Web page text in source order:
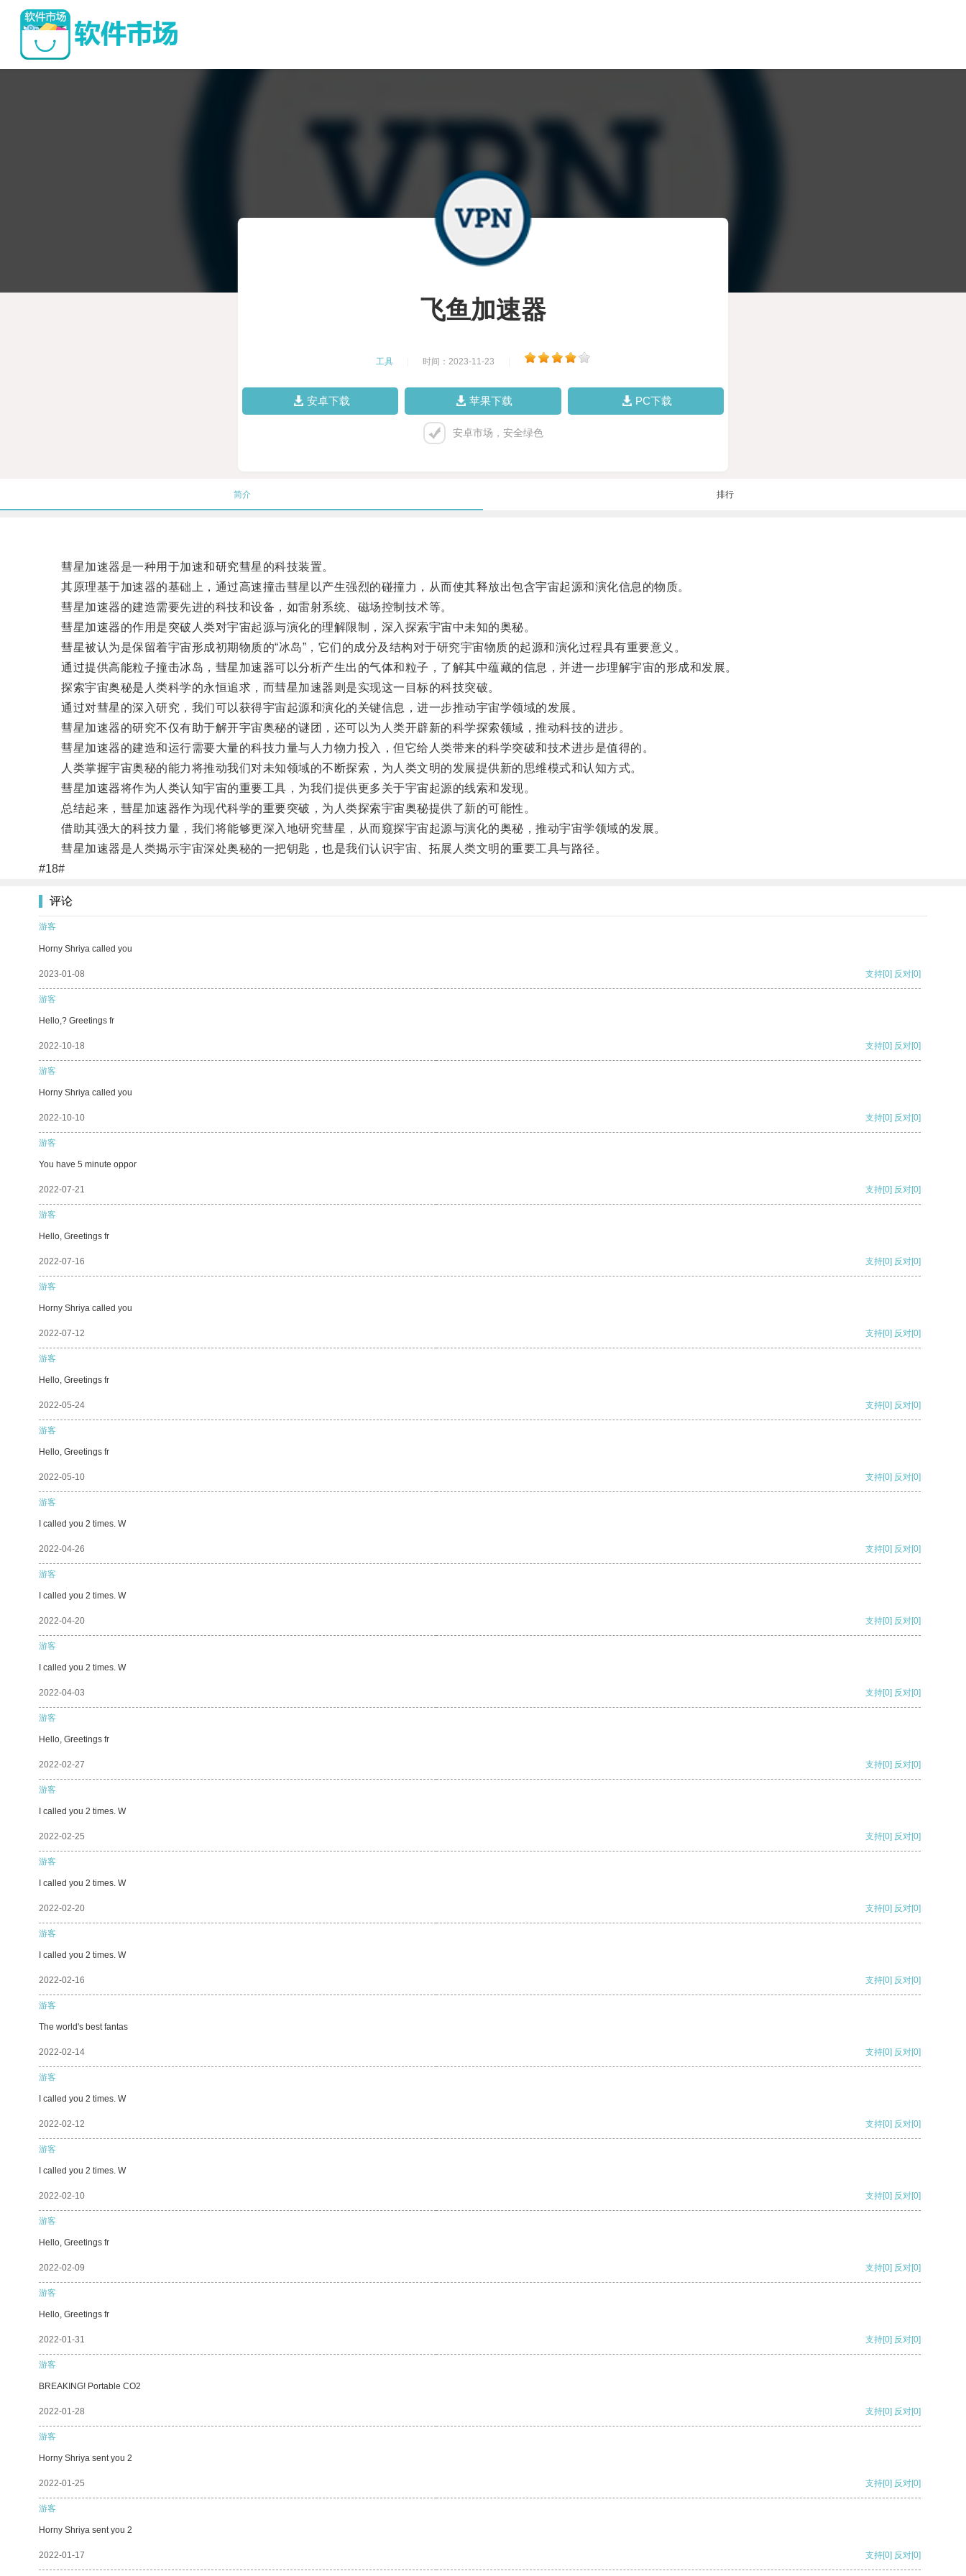
飞鱼加速器
工具 时间：2023-11-23
安卓下载 苹果下载 PC下载
安卓市场，安全绿色
简介 排行
彗星加速器是一种用于加速和研究彗星的科技装置。
其原理基于加速器的基础上，通过高速撞击彗星以产生强烈的碰撞力，从而使其释放出包含宇宙起源和演化信息的物质。
彗星加速器的建造需要先进的科技和设备，如雷射系统、磁场控制技术等。
彗星加速器的作用是突破人类对宇宙起源与演化的理解限制，深入探索宇宙中未知的奥秘。
彗星被认为是保留着宇宙形成初期物质的“冰岛”，它们的成分及结构对于研究宇宙物质的起源和演化过程具有重要意义。
通过提供高能粒子撞击冰岛，彗星加速器可以分析产生出的气体和粒子，了解其中蕴藏的信息，并进一步理解宇宙的形成和发展。
探索宇宙奥秘是人类科学的永恒追求，而彗星加速器则是实现这一目标的科技突破。
通过对彗星的深入研究，我们可以获得宇宙起源和演化的关键信息，进一步推动宇宙学领域的发展。
彗星加速器的研究不仅有助于解开宇宙奥秘的谜团，还可以为人类开辟新的科学探索领域，推动科技的进步。
彗星加速器的建造和运行需要大量的科技力量与人力物力投入，但它给人类带来的科学突破和技术进步是值得的。
人类掌握宇宙奥秘的能力将推动我们对未知领域的不断探索，为人类文明的发展提供新的思维模式和认知方式。
彗星加速器将作为人类认知宇宙的重要工具，为我们提供更多关于宇宙起源的线索和发现。
总结起来，彗星加速器作为现代科学的重要突破，为人类探索宇宙奥秘提供了新的可能性。
借助其强大的科技力量，我们将能够更深入地研究彗星，从而窥探宇宙起源与演化的奥秘，推动宇宙学领域的发展。
彗星加速器是人类揭示宇宙深处奥秘的一把钥匙，也是我们认识宇宙、拓展人类文明的重要工具与路径。
#18#
评论
游客
Horny Shriya called you
2023-01-08 支持[0] 反对[0]
游客
Hello,? Greetings fr
2022-10-18 支持[0] 反对[0]
游客
Horny Shriya called you
2022-10-10 支持[0] 反对[0]
游客
You have 5 minute oppor
2022-07-21 支持[0] 反对[0]
游客
Hello, Greetings fr
2022-07-16 支持[0] 反对[0]
游客
Horny Shriya called you
2022-07-12 支持[0] 反对[0]
游客
Hello, Greetings fr
2022-05-24 支持[0] 反对[0]
游客
Hello, Greetings fr
2022-05-10 支持[0] 反对[0]
游客
I called you 2 times. W
2022-04-26 支持[0] 反对[0]
游客
I called you 2 times. W
2022-04-20 支持[0] 反对[0]
游客
I called you 2 times. W
2022-04-03 支持[0] 反对[0]
游客
Hello, Greetings fr
2022-02-27 支持[0] 反对[0]
游客
I called you 2 times. W
2022-02-25 支持[0] 反对[0]
游客
I called you 2 times. W
2022-02-20 支持[0] 反对[0]
游客
I called you 2 times. W
2022-02-16 支持[0] 反对[0]
游客
The world's best fantas
2022-02-14 支持[0] 反对[0]
游客
I called you 2 times. W
2022-02-12 支持[0] 反对[0]
游客
I called you 2 times. W
2022-02-10 支持[0] 反对[0]
游客
Hello, Greetings fr
2022-02-09 支持[0] 反对[0]
游客
Hello, Greetings fr
2022-01-31 支持[0] 反对[0]
游客
BREAKING! Portable CO2
2022-01-28 支持[0] 反对[0]
游客
Horny Shriya sent you 2
2022-01-25 支持[0] 反对[0]
游客
Horny Shriya sent you 2
2022-01-17 支持[0] 反对[0]